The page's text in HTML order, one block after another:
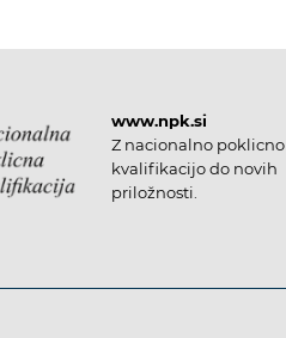
www.npk.si
Z nacionalno poklicno
kvalifikacijo do novih
priložnosti.